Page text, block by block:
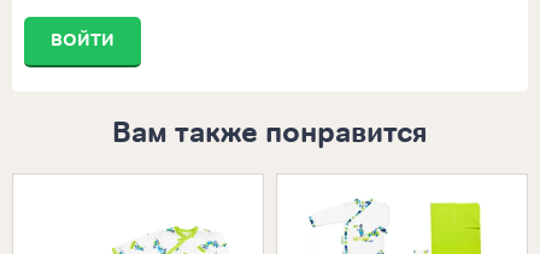
ВОЙТИ
Вам также понравится
Размеры в наличии: